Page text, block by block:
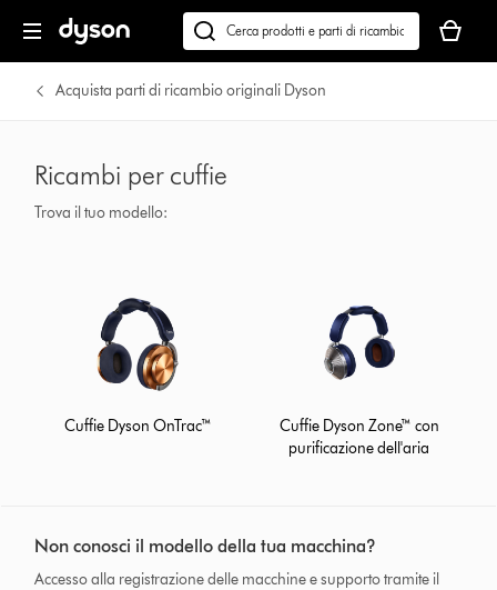
Cerca
su
dyson.it
carrello
è
Acquista parti di ricambio originali Dyson
Ricambi per cuffie
Trova il tuo modello:
Cuffie Dyson OnTrac™
Cuffie Dyson Zone™ con
purificazione dell'aria
Non conosci il modello della tua macchina?
Accesso alla registrazione delle macchine e supporto tramite il